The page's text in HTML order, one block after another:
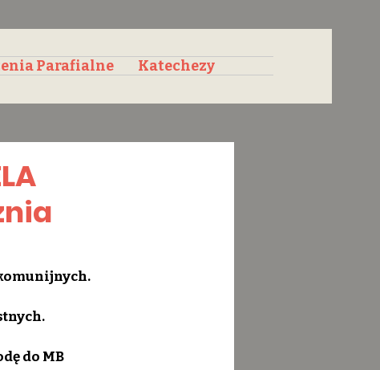
Parafialne Katechezy
do MB